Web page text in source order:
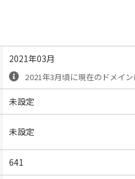
2021年03月
2021年3月頃に現在のドメイン
未設定
未設定
641